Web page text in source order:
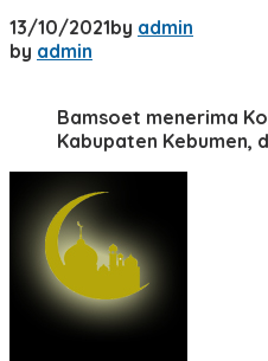
13/10/2021by admin
by admin
Bamsoet menerima
Kabupaten Kebumen,